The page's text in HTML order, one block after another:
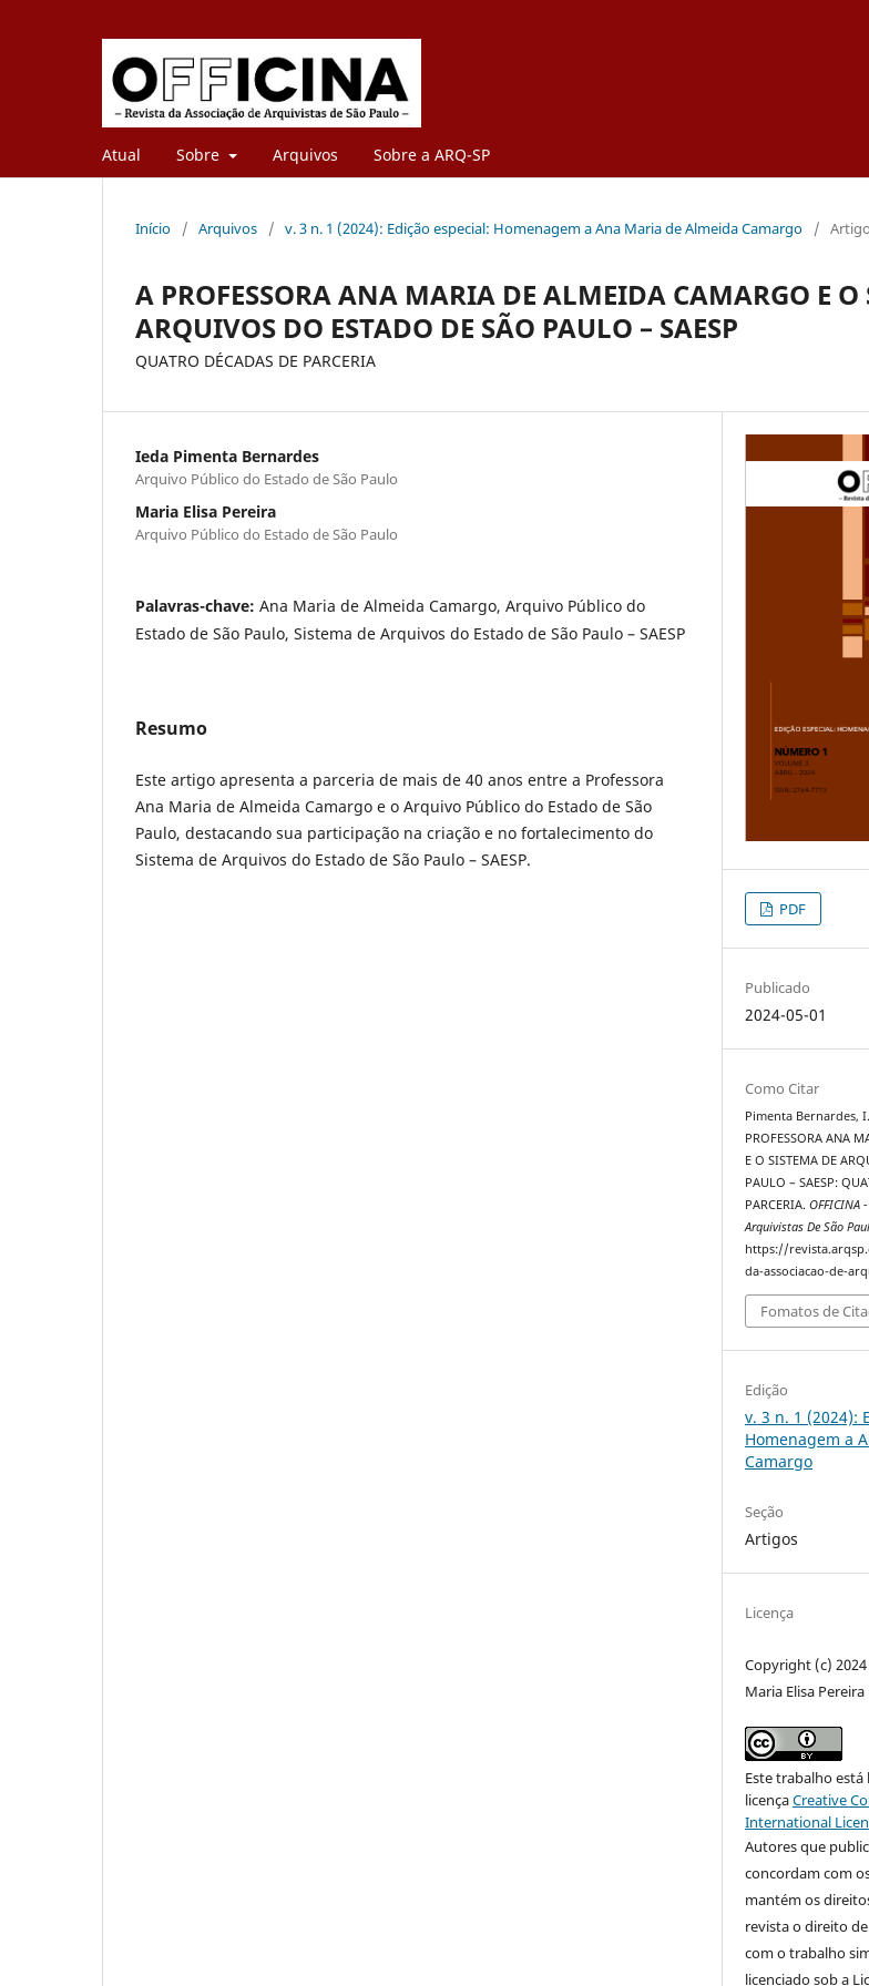
Atual Sobre Arquivos Sobre a ARQ-SP
Início / Arquivos / v. 3 n. 1 (2024): Edição especial: Homenagem a Ana Maria de Almeida Camargo /
A PROFESSORA ANA MARIA DE ALMEIDA CAMARGO E O
ARQUIVOS DO ESTADO DE SÃO PAULO – SAESP
QUATRO DÉCADAS DE PARCERIA
Ieda Pimenta Bernardes
Arquivo Público do Estado de São Paulo
Maria Elisa Pereira
Arquivo Público do Estado de São Paulo
Palavras-chave: Ana Maria de Almeida Camargo, Arquivo Público do
Estado de São Paulo, Sistema de Arquivos do Estado de São Paulo – SAESP
Resumo
Este artigo apresenta a parceria de mais de 40 anos entre a Professora
Ana Maria de Almeida Camargo e o Arquivo Público do Estado de São
Paulo, destacando sua participação na criação e no fortalecimento do
Sistema de Arquivos do Estado de São Paulo – SAESP.
PDF
Publicado
2024-05-01
Como Citar
Pimenta Bernardes,
PROFESSORA ANA
E O SISTEMA DE
PAULO – SAESP:
PARCERIA.OFFICINA
Arquivistas De São
https://
da-associacao-de-
Fomatos de
Edição
v. 3 n. 1 (2024):
Homenagem a
Camargo
Seção
Artigos
Licença
Copyright (c)
Maria Elisa Pereira
Este trabalho
licençaCreative
International
Autores que
concordam com
mantém os
revista o direito
com o trabalho
licenciado sob a